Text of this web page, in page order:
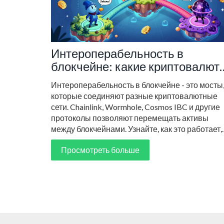
Интероперабельность в
блокчейне: какие
и протоколы соединяют разные
сети
Интероперабельность в блокчейне - это мосты,
которые соединяют разные криптовалютные
сети. Chainlink, Wormhole, Cosmos IBC и другие
протоколы позволяют перемещать активы
между блокчейнами. Узнайте, как это работает,
кто лидирует и какие риски есть.
Просмотреть больше